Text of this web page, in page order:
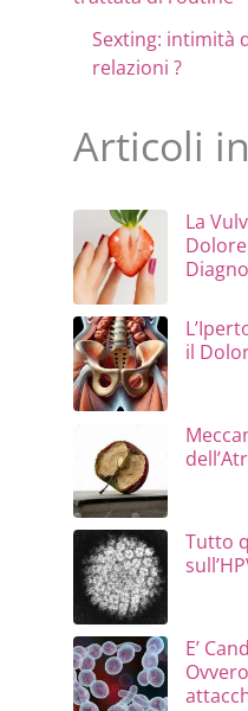
Sexting: intimità
relazioni ?
Articoli
La
il
Tutto
E’